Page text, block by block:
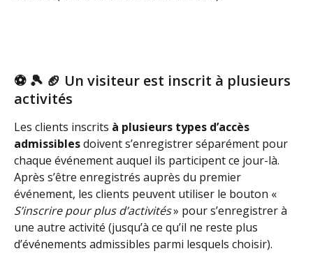
⚽ 🎾 🏈 Un visiteur est inscrit à plusieurs
activités
Les clients inscrits à plusieurs types d’accès
admissibles doivent s’enregistrer séparément pour
chaque événement auquel ils participent ce jour-là.
Après s’être enregistrés auprès du premier
événement, les clients peuvent utiliser le bouton «
S’inscrire pour plus d’activités » pour s’enregistrer à
une autre activité (jusqu’à ce qu’il ne reste plus
d’événements admissibles parmi lesquels choisir).